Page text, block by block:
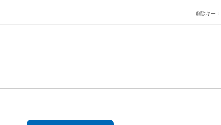
削除キー：